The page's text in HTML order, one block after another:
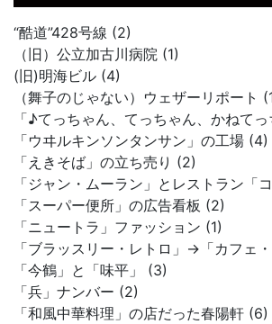
“酷道”428号線 (2)
（旧）公立加古川病院 (1)
(旧)明海ビル (4)
（舞子のじゃない）ウェザーリポート
「♪てっちゃん、てっちゃん、かねて
「ウヰルキンソンタンサン」の工場 (4)
「えきそば」の立ち売り (2)
「ジャン・ムーラン」とレストラン「
「スーパー便所」の広告看板 (2)
「ニュートラ」ファッション (1)
「ブラッスリー・レトロ」→「カフェ
「今鶴」と「味平」 (3)
「兵」ナンバー (2)
「和風中華料理」の店だった春陽軒 (6)